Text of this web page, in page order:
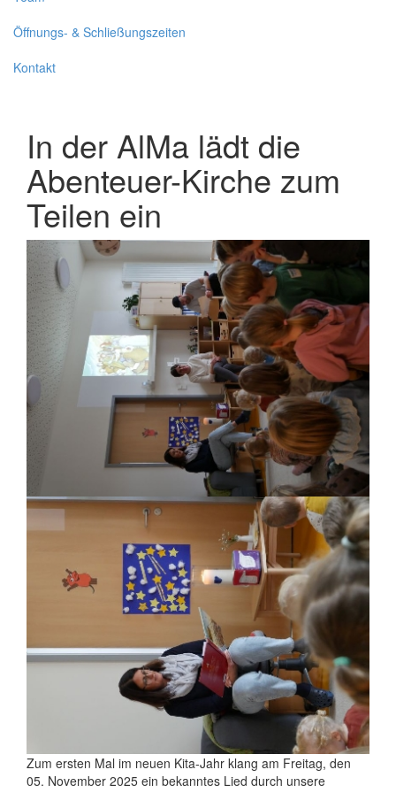
Öffnungs- & Schließungszeiten
Kontakt
In der AlMa lädt die
Abenteuer-Kirche zum
Teilen ein
Zum ersten Mal im neuen Kita-Jahr klang am Freitag, den
05. November 2025 ein bekanntes Lied durch unsere